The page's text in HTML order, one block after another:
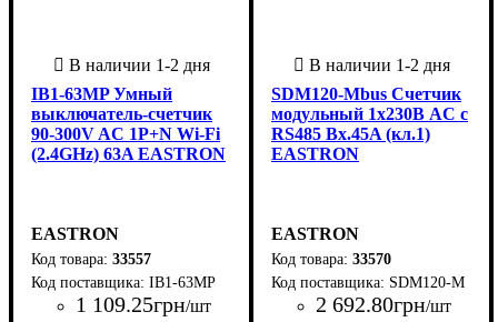
IB1-63MP Умный
выключатель-счетчик
90-300V AC 1P+N Wi-Fi
(2.4GHz) 63A EASTRON
EASTRON
33557
IB1-63MP
1 109.25грн/шт
SDM120-Mbus Счетчик
модульный 1x230В AC с
RS485 Вх.45A (кл.1)
EASTRON
EASTRON
33570
SDM120-M
2 692.80грн/шт